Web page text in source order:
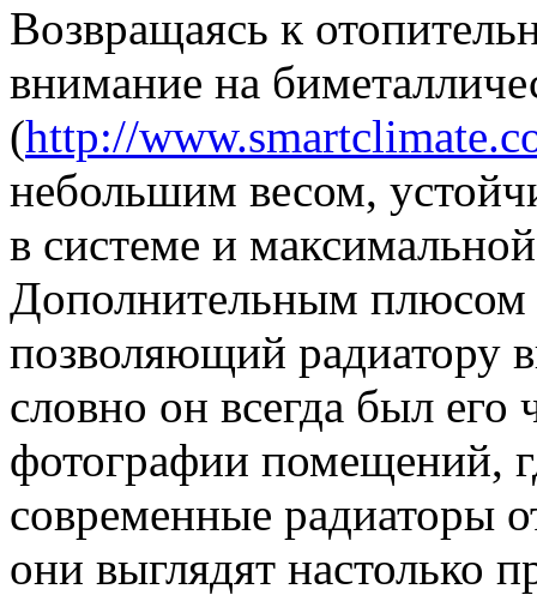
Возвращаясь к
внимание на
(http://
небольшим весом,
в системе и
Дополнительным плюсом
позволяющий радиатору
словно он всегда был его
фотографии помещений,
современные радиаторы
они выглядят настолько